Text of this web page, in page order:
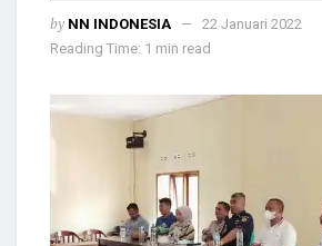
by NN INDONESIA
22 Januari 2022
Reading Time: 1 min read